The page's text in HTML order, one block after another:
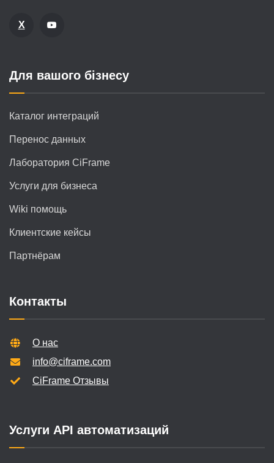
X
Для вашого бізнесу
Каталог интеграций
Перенос данных
Лаборатория CiFrame
Услуги для бизнеса
Wiki помощь
Клиентские кейсы
Партнёрам
Контакты
О нас
info@ciframe.com
CiFrame Отзывы
Услуги API автоматизаций